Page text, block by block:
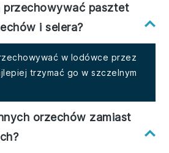
przechowywać pasztet
i selera?
w lodówce przez
trzymać go w szczelnym
orzechów zamiast